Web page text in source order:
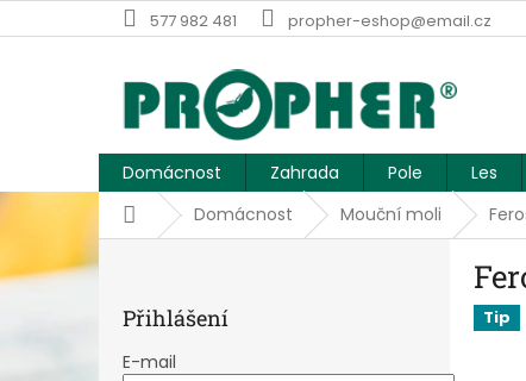
na
577 982 481 propher-eshop@email.cz
Domácnost Zahrada Pole Les
DomůDomácnost Mouční moli
o
Přihlášení
E-mail
Tip